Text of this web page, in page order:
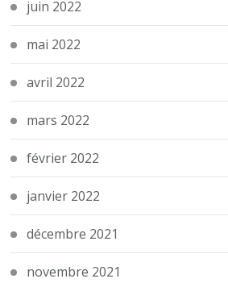
juin 2022
mai 2022
avril 2022
mars 2022
février 2022
janvier 2022
décembre 2021
novembre 2021